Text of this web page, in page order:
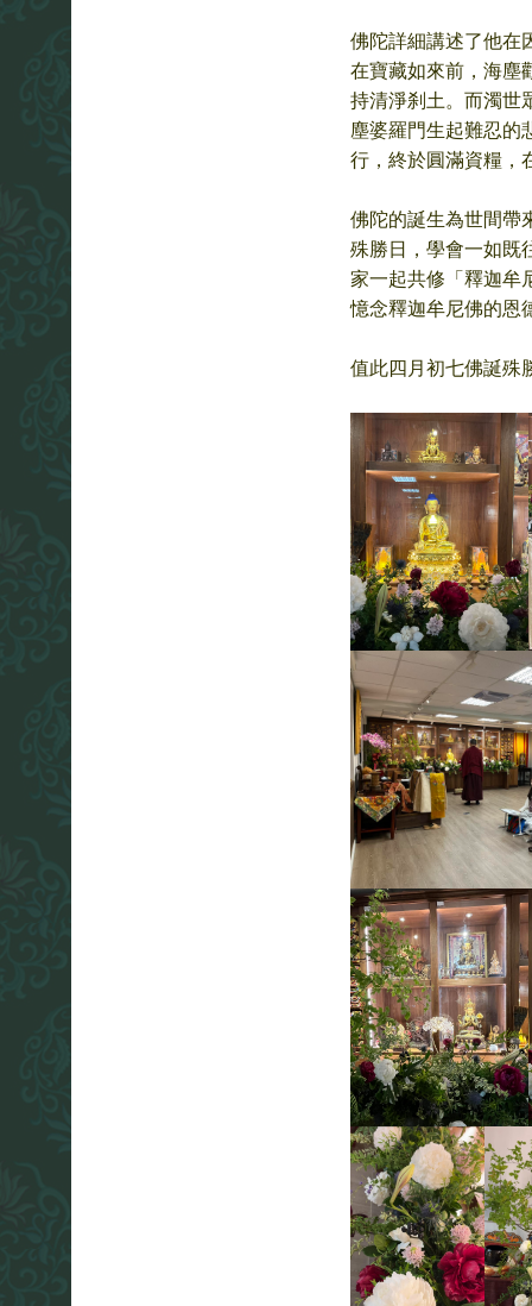
佛陀詳細講述了他在
在寶藏如來前，海塵
持清淨刹土。而濁世
塵婆羅門生起難忍的
行，終於圓滿資糧，
佛陀的誕生為世間帶
殊勝日，學會一如既
家一起共修「釋迦牟
憶念釋迦牟尼佛的恩
值此四月初七佛誕殊